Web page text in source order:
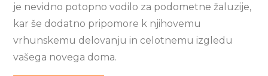
je nevidno potopno vodilo za podometne žaluzije,
kar še dodatno pripomore k njihovemu
vrhunskemu delovanju in celotnemu izgledu
vašega novega doma.